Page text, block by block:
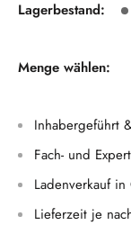
Lagerbestand:
Menge wählen:
Inhabergeführt
Fach- und
Ladenverkauf
Lieferzeit je